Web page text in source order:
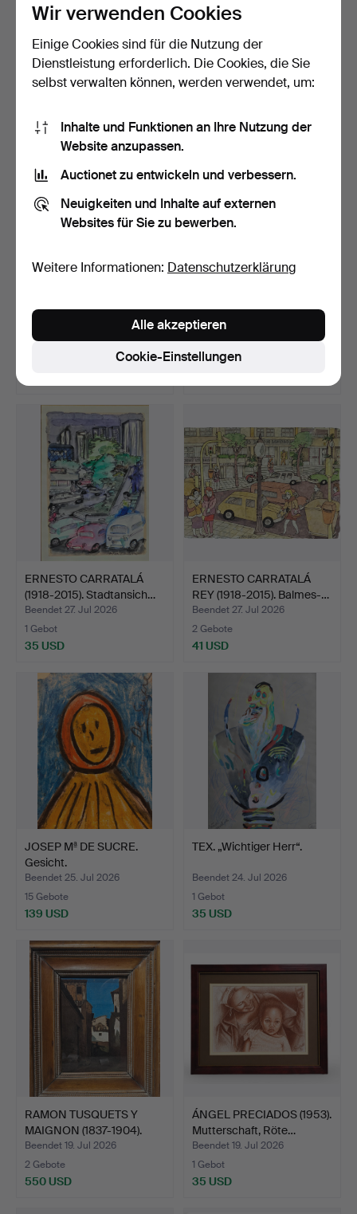
ANTONIO SÁNCHEZ
CORTÉS. Strand mit
Figuren.
Beendet 28. Jul 2026
ARMAND CARDONA
TORRANDELL. Ohne Titel.
Beendet 28. Jul 2026
JOAN MARTI. " La gitaneta
Beendet 27. Jul 2026
HENRI REITER. Ansicht
von San Marco, Vened…
Beendet 27. Jul 2026
3 Gebote
ERNESTO CARRATALÁ
(1918-2015). Stadtansich…
Beendet 27. Jul 2026
1 Gebot
35 USD
ERNESTO CARRATALÁ
REY (1918-2015). Balmes-…
Beendet 27. Jul 2026
2 Gebote
41 USD
JOSEP Mª DE SUCRE.
Gesicht.
Beendet 25. Jul 2026
15 Gebote
139 USD
TEX. „Wichtiger Herr“.
Beendet 24. Jul 2026
1 Gebot
35 USD
RAMON TUSQUETS Y
MAIGNON (1837-1904).
Stra…
Beendet 19. Jul 2026
2 Gebote
550 USD
ÁNGEL PRECIADOS (1953).
Mutterschaft, Röte…
Beendet 19. Jul 2026
1 Gebot
35 USD
Wir verwenden Cookies
Einige Cookies sind für die Nutzung der
Dienstleistung erforderlich. Die Cookies, die Sie
selbst verwalten können, werden verwendet, um:
Inhalte und Funktionen an Ihre Nutzung der
Website anzupassen.
Auctionet zu entwickeln und verbessern.
Neuigkeiten und Inhalte auf externen
Websites für Sie zu bewerben.
Weitere Informationen: Datenschutzerklärung
Cookie-Einstellungen
Alle akzeptieren